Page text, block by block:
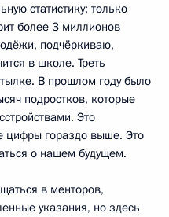
статистику: только
более 3 миллионов
подчёркиваю,
в школе. Треть
В прошлом году было
подростков, которые
Это
гораздо выше. Это
о нашем будущем.
в менторов,
указания, но здесь